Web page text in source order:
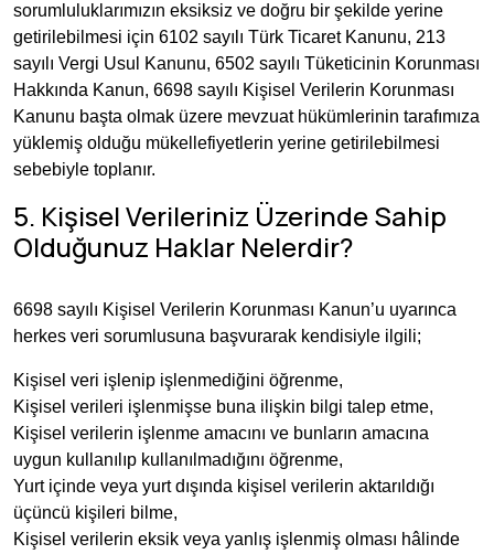
sorumluluklarımızın eksiksiz ve doğru bir şekilde yerine
getirilebilmesi için 6102 sayılı Türk Ticaret Kanunu, 213
sayılı Vergi Usul Kanunu, 6502 sayılı Tüketicinin Korunması
Hakkında Kanun, 6698 sayılı Kişisel Verilerin Korunması
Kanunu başta olmak üzere mevzuat hükümlerinin tarafımıza
yüklemiş olduğu mükellefiyetlerin yerine getirilebilmesi
sebebiyle toplanır.
5. Kişisel Verileriniz Üzerinde Sahip
Olduğunuz Haklar Nelerdir?
6698 sayılı Kişisel Verilerin Korunması Kanun’u uyarınca
herkes veri sorumlusuna başvurarak kendisiyle ilgili;
Kişisel veri işlenip işlenmediğini öğrenme,
Kişisel verileri işlenmişse buna ilişkin bilgi talep etme,
Kişisel verilerin işlenme amacını ve bunların amacına
uygun kullanılıp kullanılmadığını öğrenme,
Yurt içinde veya yurt dışında kişisel verilerin aktarıldığı
üçüncü kişileri bilme,
Kişisel verilerin eksik veya yanlış işlenmiş olması hâlinde